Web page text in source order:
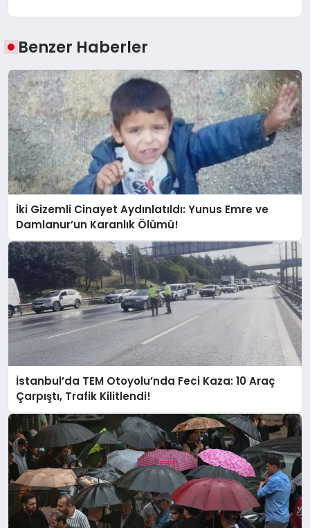
Benzer Haberler
İki Gizemli Cinayet Aydınlatıldı: Yunus Emre ve
Damlanur’un Karanlık Ölümü!
İstanbul’da TEM Otoyolu’nda Feci Kaza: 10 Araç
Çarpıştı, Trafik Kilitlendi!